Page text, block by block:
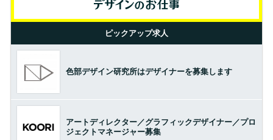
ピックアップ求人
色部デザイン研究所はデザイナーを募集します
アートディレクター／グラフィックデザイナー／プロ
ジェクトマネージャー募集